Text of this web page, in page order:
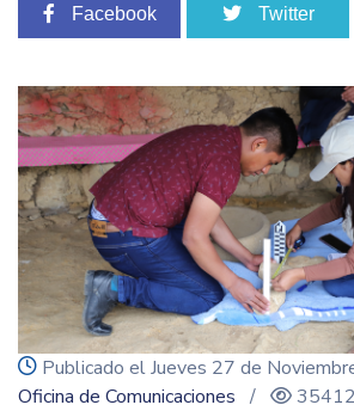
Facebook Twitter
icon
Publicado el Jueves 27 de
Oficina de Comunicaciones /